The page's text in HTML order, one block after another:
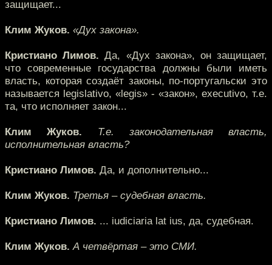
защищает...
Клим Жуков. «Дух закона».
Кристиано Лимов. Да, «Дух закона», он защищает,
что современные государства должны были иметь
власть, которая создаёт законы, по-португальски это
называется legislativo, «legis» - «закон», executivo, т.е.
та, что исполняет закон...
Клим Жуков. Т.е. законодательная власть,
исполнительная власть?
Кристиано Лимов. Да, и дополнительно...
Клим Жуков. Третья – судебная власть.
Кристиано Лимов. ... iudiciaria lat ius, да, судебная.
Клим Жуков. А четвёртая – это СМИ.